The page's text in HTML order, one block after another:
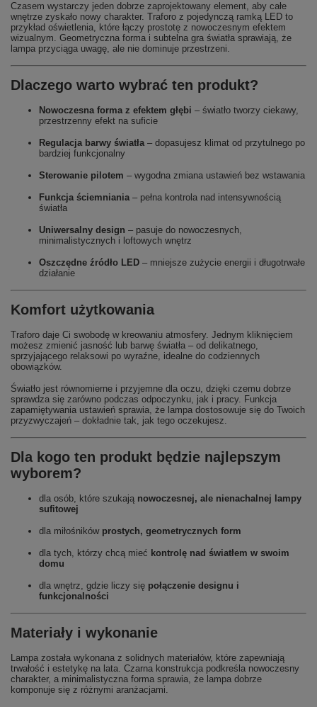
Czasem wystarczy jeden dobrze zaprojektowany element, aby całe
wnętrze zyskało nowy charakter. Traforo z pojedynczą ramką LED to
przykład oświetlenia, które łączy prostotę z nowoczesnym efektem
wizualnym. Geometryczna forma i subtelna gra światła sprawiają, że
lampa przyciąga uwagę, ale nie dominuje przestrzeni.
Dlaczego warto wybrać ten produkt?
Nowoczesna forma z efektem głębi – światło tworzy ciekawy,
przestrzenny efekt na suficie
Regulacja barwy światła– dopasujesz klimat od przytulnego po
bardziej funkcjonalny
Sterowanie pilotem – wygodna zmiana ustawień bez wstawania
Funkcja ściemniania– pełna kontrola nad intensywnością
światła
Uniwersalny design – pasuje do nowoczesnych,
minimalistycznych i loftowych wnętrz
Oszczędne źródło LED – mniejsze zużycie energii i długotrwałe
działanie
Komfort użytkowania
Traforo daje Ci swobodę w kreowaniu atmosfery. Jednym kliknięciem
możesz zmienić jasność lub barwę światła – od delikatnego,
sprzyjającego relaksowi po wyraźne, idealne do codziennych
obowiązków.
Światło jest równomierne i przyjemne dla oczu, dzięki czemu dobrze
sprawdza się zarówno podczas odpoczynku, jak i pracy. Funkcja
zapamiętywania ustawień sprawia, że lampa dostosowuje się do Twoich
przyzwyczajeń – dokładnie tak, jak tego oczekujesz.
Dla kogo ten produkt będzie najlepszym
wyborem?
dla osób, które szukają nowoczesnej, ale nienachalnej lampy
sufitowej
dla miłośników prostych, geometrycznych form
dla tych, którzy chcą mieć kontrolę nad światłem w swoim
domu
dla wnętrz, gdzie liczy się połączenie designu i
funkcjonalności
Materiały i wykonanie
Lampa została wykonana z solidnych materiałów, które zapewniają
trwałość i estetykę na lata. Czarna konstrukcja podkreśla nowoczesny
charakter, a minimalistyczna forma sprawia, że lampa dobrze
komponuje się z różnymi aranżacjami.